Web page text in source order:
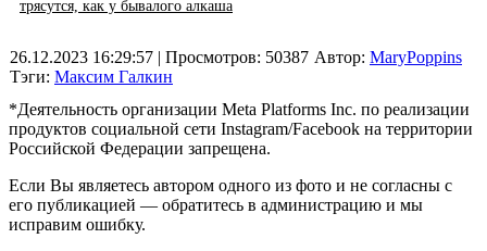
трясутся, как у бывалого алкаша
26.12.2023 16:29:57 | Просмотров: 50387
Тэги: Максим Галкин
Автор: MaryPoppins
*Деятельность организации Meta Platforms Inc. по реализации
продуктов социальной сети Instagram/Facebook на территории
Российской Федерации запрещена.
Если Вы являетесь автором одного из фото и не согласны с
его публикацией — обратитесь в администрацию и мы
исправим ошибку.